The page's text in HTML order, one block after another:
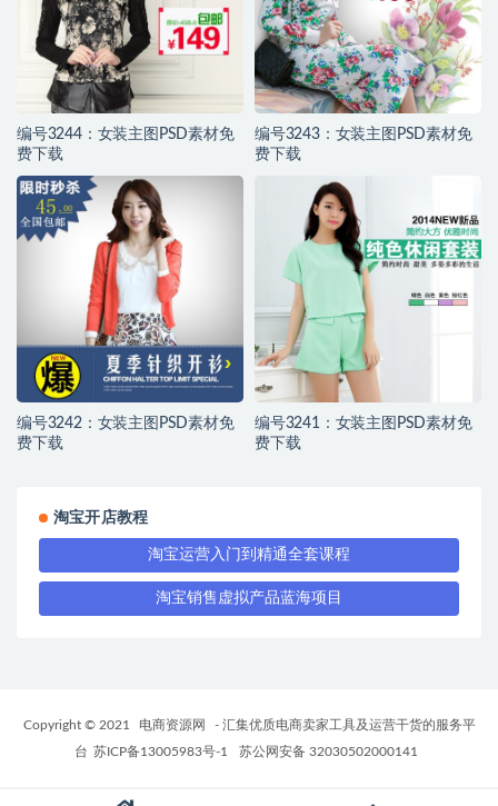
编号3244：女装主图PSD素材免
费下载
编号3243：女装主图PSD素材免
费下载
编号3242：女装主图PSD素材免
费下载
编号3241：女装主图PSD素材免
费下载
淘宝开店教程
淘宝运营入门到精通全套课程
淘宝销售虚拟产品蓝海项目
Copyright © 2021 电商资源网
- 汇集优质电商卖家工具及运营干货的服务平
台 苏ICP备13005983号-1 苏公网安备 32030502000141